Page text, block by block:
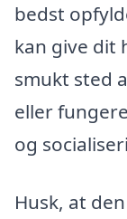
bedst
kan give dit
smukt sted
eller
og
Husk, at